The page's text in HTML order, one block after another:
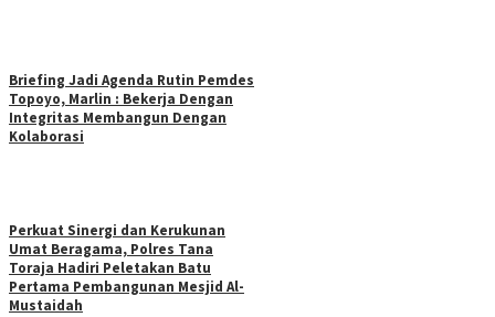
Briefing Jadi Agenda Rutin Pemdes
Topoyo, Marlin : Bekerja Dengan
Integritas Membangun Dengan
Kolaborasi
Perkuat Sinergi dan Kerukunan
Umat Beragama, Polres Tana
Toraja Hadiri Peletakan Batu
Pertama Pembangunan Mesjid Al-
Mustaidah